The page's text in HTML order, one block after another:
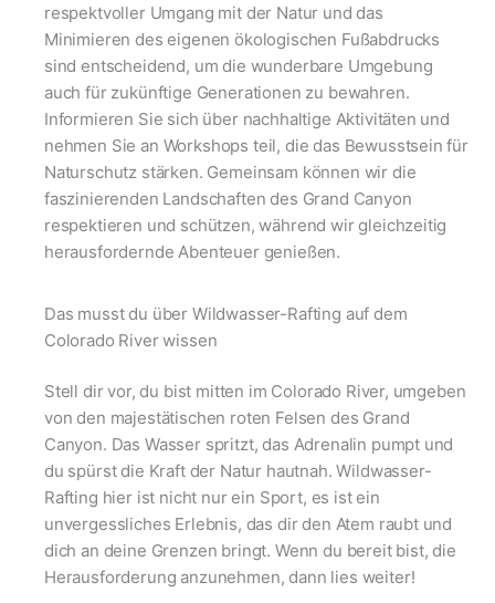
respektvoller Umgang mit der Natur und das
Minimieren des eigenen ökologischen Fußabdrucks
sind entscheidend, um die wunderbare Umgebung
auch für zukünftige Generationen zu bewahren.
Informieren Sie sich über nachhaltige Aktivitäten und
nehmen Sie an Workshops teil, die das Bewusstsein für
Naturschutz stärken. Gemeinsam können wir die
faszinierenden Landschaften des Grand Canyon
respektieren und schützen, während wir gleichzeitig
herausfordernde Abenteuer genießen.
Das musst du über Wildwasser-Rafting auf dem
Colorado River wissen
Stell dir vor, du bist mitten im Colorado River, umgeben
von den majestätischen roten Felsen des Grand
Canyon. Das Wasser spritzt, das Adrenalin pumpt und
du spürst die Kraft der Natur hautnah. Wildwasser-
Rafting hier ist nicht nur ein Sport, es ist ein
unvergessliches Erlebnis, das dir den Atem raubt und
dich an deine Grenzen bringt. Wenn du bereit bist, die
Herausforderung anzunehmen, dann lies weiter!